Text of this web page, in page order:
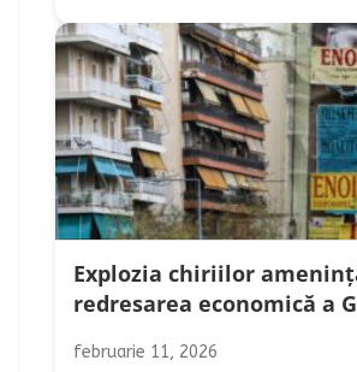
Explozia chiriilor
redresarea economică a
februarie 11, 2026